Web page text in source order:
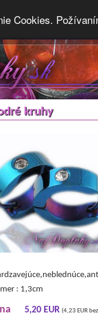
Cookies.
kruhy
: 1,3cm
5,20 EUR (4,23 EUR